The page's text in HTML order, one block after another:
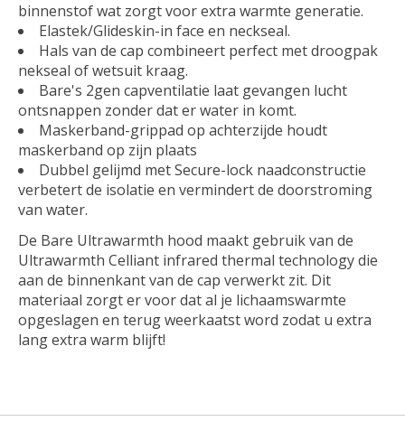
binnenstof wat zorgt voor extra warmte generatie.
Elastek/Glideskin-in face en neckseal.
Hals van de cap combineert perfect met droogpak
nekseal of wetsuit kraag.
Bare's 2gen capventilatie laat gevangen lucht
ontsnappen zonder dat er water in komt.
Maskerband-grippad op achterzijde houdt
maskerband op zijn plaats
Dubbel gelijmd met Secure-lock naadconstructie
verbetert de isolatie en vermindert de doorstroming
van water.
De Bare Ultrawarmth hood maakt gebruik van de
Ultrawarmth Celliant infrared thermal technology die
aan de binnenkant van de cap verwerkt zit. Dit
materiaal zorgt er voor dat al je lichaamswarmte
opgeslagen en terug weerkaatst word zodat u extra
lang extra warm blijft!